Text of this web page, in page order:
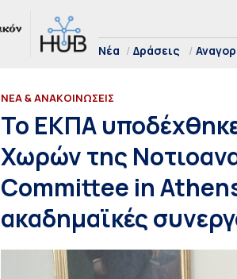
Νέα Δράσεις
ΝΕΑ & ΑΝΑΚΟΙΝΩΣΕΙΣ
Το ΕΚΠΑ
Χωρών της
Committee in
ακαδημαϊκές